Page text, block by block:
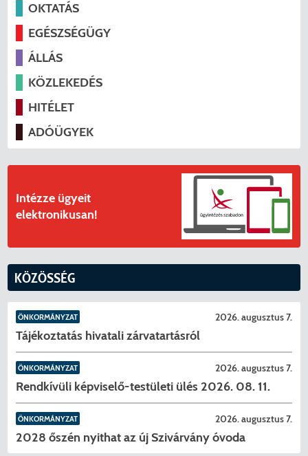
OKTATÁS
EGÉSZSÉGÜGY
ÁLLÁS
KÖZLEKEDÉS
HITÉLET
ADÓÜGYEK
Intézze ügyeit
elektronikusan!
KÖZÖSSÉG
ÖNKORMÁNYZAT 2026. augusztus 7.
Tájékoztatás hivatali zárvatartásról
ÖNKORMÁNYZAT 2026. augusztus 7.
Rendkívüli képviselő-testületi ülés 2026. 08. 11.
ÖNKORMÁNYZAT 2026. augusztus 7.
2028 őszén nyithat az új Szivárvány óvoda